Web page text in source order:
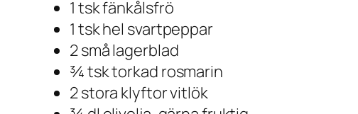
1 tsk fänkålsfrö
1 tsk hel svartpeppar
2 små lagerblad
¾ tsk torkad rosmarin
2 stora klyftor vitlök